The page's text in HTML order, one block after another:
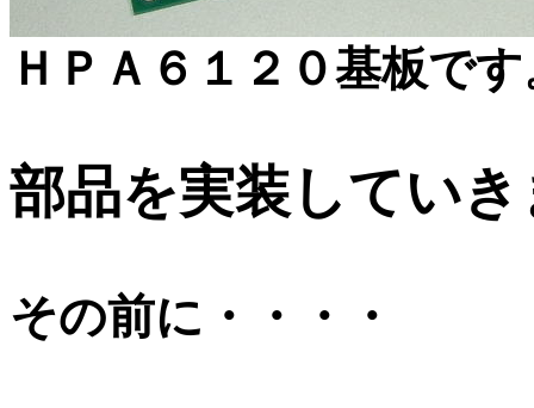
ＨＰＡ６１２０基板で
部品を実装してい
その前に・・・・